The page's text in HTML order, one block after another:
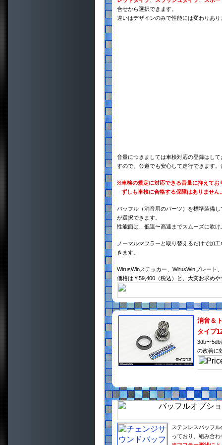
合せから選択できます。
違いはデザインのみで性能には変わりあ
音量につきましては車検対応の登録はし
すので、公道でも安心して走行できます
※車検の規定に対応できる音量に抑えて
ずしも車検に合格する保障はありませ
バッフル（消音用のパーツ）を標準装備
が選択できます。
性能面は、低速〜高速までスムーズに吹
ノーマルマフラーと取り替えるだけで加
きます。
WirusWinステッカー、WirusWinプレート
価格は￥59,400（税込）と、大変お求め
消音＆
タイプ
3db〜
の改善に
ステンレスバッフ
っており、組み合